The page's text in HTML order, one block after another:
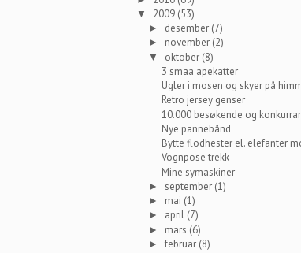
▼ 2009 (53)
► desember (7)
► november (2)
▼ oktober (8)
3 smaa apekatter
Ugler i mosen og skyer på
Retro jersey genser
10.000 besøkende og
Nye pannebånd
Bytte flodhester el. elefanter
Vognpose trekk
Mine symaskiner
► september (1)
► mai (1)
► april (7)
► mars (6)
►februar (8)